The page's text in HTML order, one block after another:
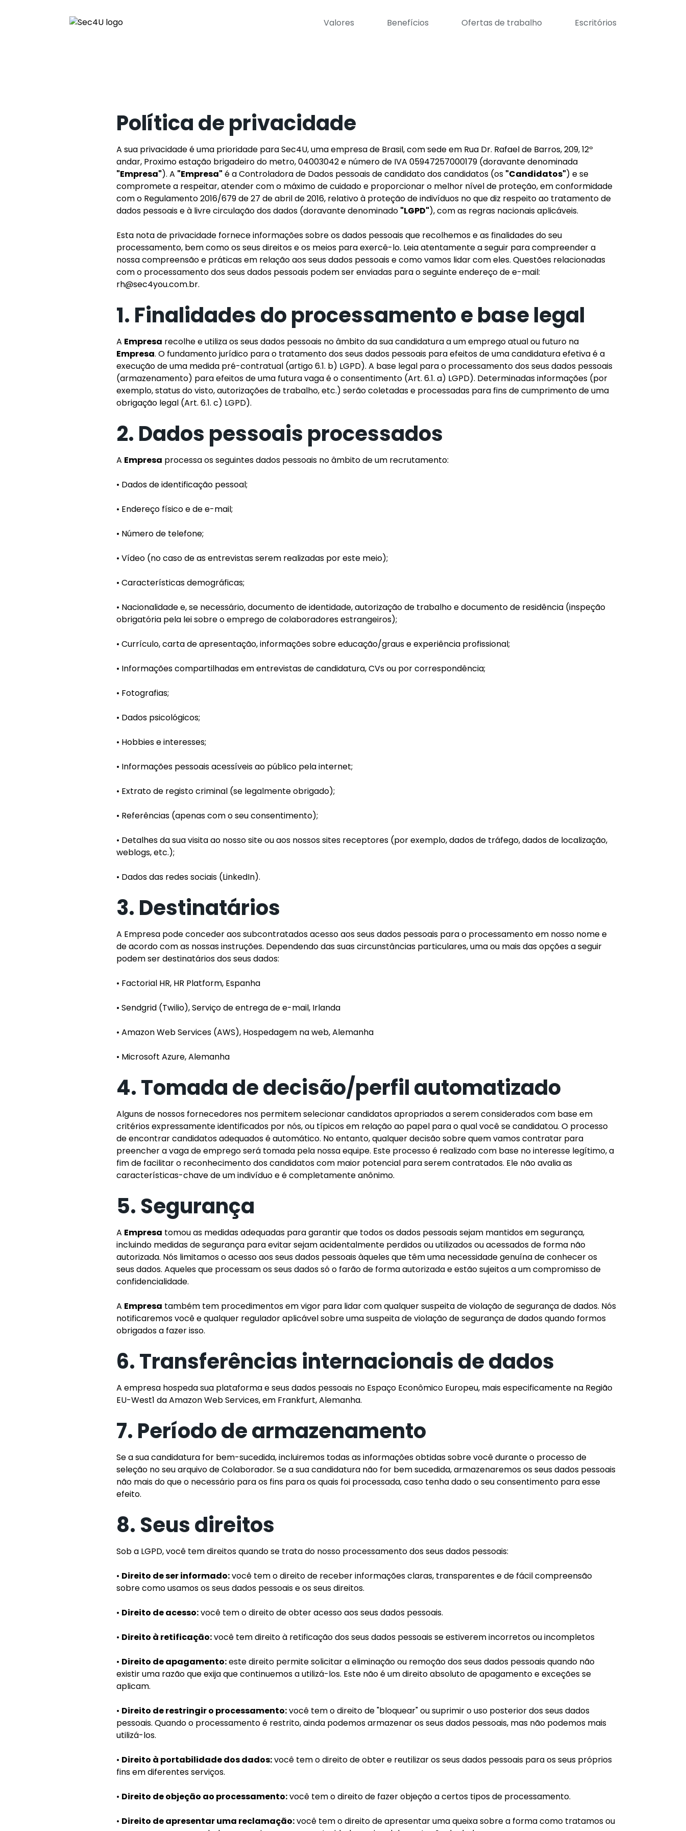
Valores Benefícios Ofertas de trabalho Escritórios
Política de privacidade
A sua privacidade é uma prioridade para Sec4U, uma empresa de Brasil, com sede em Rua Dr. Rafael de Barros, 209, 12º
andar, Proximo estação brigadeiro do metro, 04003042 e número de IVA 05947257000179 (doravante denominada
"Empresa"). A "Empresa" é a Controladora de Dados pessoais de candidato dos candidatos (os "Candidatos") e se
compromete a respeitar, atender com o máximo de cuidado e proporcionar o melhor nível de proteção, em conformidade
com o Regulamento 2016/679 de 27 de abril de 2016, relativo à proteção de indivíduos no que diz respeito ao tratamento de
dados pessoais e à livre circulação dos dados (doravante denominado "LGPD"), com as regras nacionais aplicáveis.
Esta nota de privacidade fornece informações sobre os dados pessoais que recolhemos e as finalidades do seu
processamento, bem como os seus direitos e os meios para exercê-lo. Leia atentamente a seguir para compreender a
nossa compreensão e práticas em relação aos seus dados pessoais e como vamos lidar com eles. Questões relacionadas
com o processamento dos seus dados pessoais podem ser enviadas para o seguinte endereço de e-mail:
rh@sec4you.com.br.
1. Finalidades do processamento e base legal
A Empresa recolhe e utiliza os seus dados pessoais no âmbito da sua candidatura a um emprego atual ou futuro na
Empresa. O fundamento jurídico para o tratamento dos seus dados pessoais para efeitos de uma candidatura efetiva é a
execução de uma medida pré-contratual (artigo 6.1. b) LGPD). A base legal para o processamento dos seus dados pessoais
(armazenamento) para efeitos de uma futura vaga é o consentimento (Art. 6.1. a) LGPD). Determinadas informações (por
exemplo, status do visto, autorizações de trabalho, etc.) serão coletadas e processadas para fins de cumprimento de uma
obrigação legal (Art. 6.1. c) LGPD).
2. Dados pessoais processados
A Empresa processa os seguintes dados pessoais no âmbito de um recrutamento:
• Dados de identificação pessoal;
• Endereço físico e de e-mail;
• Número de telefone;
• Vídeo (no caso de as entrevistas serem realizadas por este meio);
• Características demográficas;
• Nacionalidade e, se necessário, documento de identidade, autorização de trabalho e documento de residência (inspeção
obrigatória pela lei sobre o emprego de colaboradores estrangeiros);
• Currículo, carta de apresentação, informações sobre educação/graus e experiência profissional;
• Informações compartilhadas em entrevistas de candidatura, CVs ou por correspondência;
• Fotografias;
• Dados psicológicos;
• Hobbies e interesses;
• Informações pessoais acessíveis ao público pela internet;
• Extrato de registo criminal (se legalmente obrigado);
• Referências (apenas com o seu consentimento);
• Detalhes da sua visita ao nosso site ou aos nossos sites receptores (por exemplo, dados de tráfego, dados de localização,
weblogs, etc.);
• Dados das redes sociais (LinkedIn).
3. Destinatários
A Empresa pode conceder aos subcontratados acesso aos seus dados pessoais para o processamento em nosso nome e
de acordo com as nossas instruções. Dependendo das suas circunstâncias particulares, uma ou mais das opções a seguir
podem ser destinatários dos seus dados:
• Factorial HR, HR Platform, Espanha
• Sendgrid (Twilio), Serviço de entrega de e-mail, Irlanda
• Amazon Web Services (AWS), Hospedagem na web, Alemanha
• Microsoft Azure, Alemanha
4. Tomada de decisão/perfil automatizado
Alguns de nossos fornecedores nos permitem selecionar candidatos apropriados a serem considerados com base em
critérios expressamente identificados por nós, ou típicos em relação ao papel para o qual você se candidatou. O processo
de encontrar candidatos adequados é automático. No entanto, qualquer decisão sobre quem vamos contratar para
preencher a vaga de emprego será tomada pela nossa equipe. Este processo é realizado com base no interesse legítimo, a
fim de facilitar o reconhecimento dos candidatos com maior potencial para serem contratados. Ele não avalia as
características-chave de um indivíduo e é completamente anônimo.
5. Segurança
A Empresa tomou as medidas adequadas para garantir que todos os dados pessoais sejam mantidos em segurança,
incluindo medidas de segurança para evitar sejam acidentalmente perdidos ou utilizados ou acessados de forma não
autorizada. Nós limitamos o acesso aos seus dados pessoais àqueles que têm uma necessidade genuína de conhecer os
seus dados. Aqueles que processam os seus dados só o farão de forma autorizada e estão sujeitos a um compromisso de
confidencialidade.
A Empresa também tem procedimentos em vigor para lidar com qualquer suspeita de violação de segurança de dados. Nós
notificaremos você e qualquer regulador aplicável sobre uma suspeita de violação de segurança de dados quando formos
obrigados a fazer isso.
6. Transferências internacionais de dados
A empresa hospeda sua plataforma e seus dados pessoais no Espaço Econômico Europeu, mais especificamente na Região
EU-West1 da Amazon Web Services, em Frankfurt, Alemanha.
7. Período de armazenamento
Se a sua candidatura for bem-sucedida, incluiremos todas as informações obtidas sobre você durante o processo de
seleção no seu arquivo de Colaborador. Se a sua candidatura não for bem sucedida, armazenaremos os seus dados pessoais
não mais do que o necessário para os fins para os quais foi processada, caso tenha dado o seu consentimento para esse
efeito.
8. Seus direitos
Sob a LGPD, você tem direitos quando se trata do nosso processamento dos seus dados pessoais:
• Direito de ser informado:você tem o direito de receber informações claras, transparentes e de fácil compreensão
sobre como usamos os seus dados pessoais e os seus direitos.
• Direito de acesso:você tem o direito de obter acesso aos seus dados pessoais.
• Direito à retificação:você tem direito à retificação dos seus dados pessoais se estiverem incorretos ou incompletos
• Direito de apagamento:este direito permite solicitar a eliminação ou remoção dos seus dados pessoais quando não
existir uma razão que exija que continuemos a utilizá-los. Este não é um direito absoluto de apagamento e exceções se
aplicam.
• Direito de restringir o processamento:você tem o direito de "bloquear" ou suprimir o uso posterior dos seus dados
pessoais. Quando o processamento é restrito, ainda podemos armazenar os seus dados pessoais, mas não podemos mais
utilizá-los.
• Direito à portabilidade dos dados:você tem o direito de obter e reutilizar os seus dados pessoais para os seus próprios
fins em diferentes serviços.
• Direito de objeção ao processamento:você tem o direito de fazer objeção a certos tipos de processamento.
• Direito de apresentar uma reclamação:você tem o direito de apresentar uma queixa sobre a forma como tratamos ou